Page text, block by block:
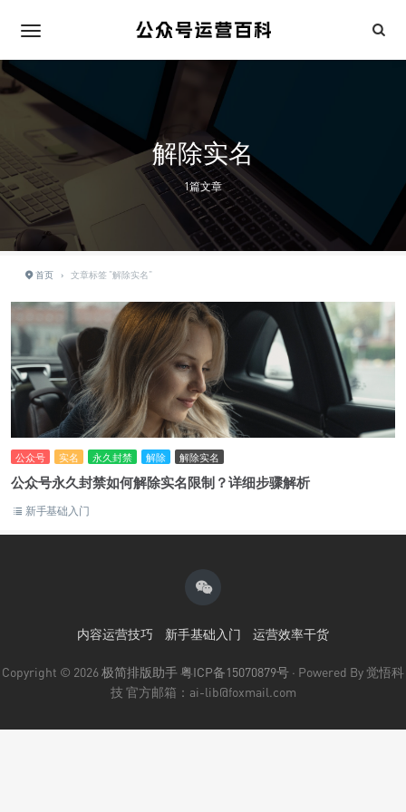
解除实名
1篇文章
首页 › 文章标签 "解除实名"
公众号 实名 永久封禁 解除 解除实名
公众号永久封禁如何解除实名限制？详细步骤解析
新手基础入门
内容运营技巧 新手基础入门 运营效率干货
Copyright © 2026极简排版助手粤ICP备15070879号 · Powered By 觉悟科
技 官方邮箱：ai-lib@foxmail.com